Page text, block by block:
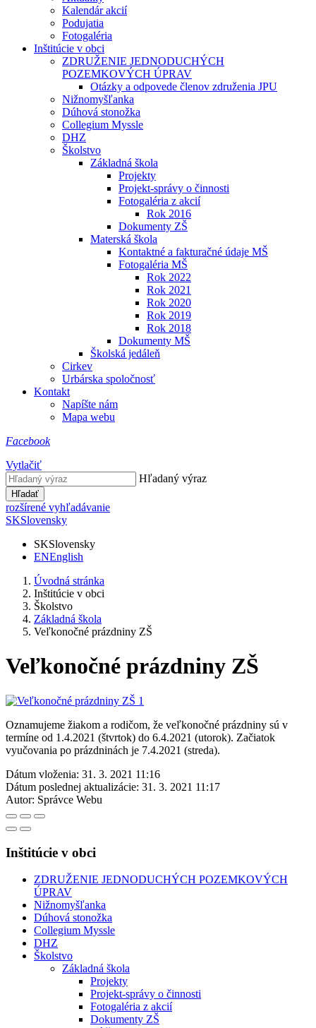
Kalendár akcií
Podujatia
Fotogaléria
Inštitúcie v obci
ZDRUŽENIE JEDNODUCHÝCH
POZEMKOVÝCH ÚPRAV
Otázky a odpovede členov združenia JPU
Nižnomyšľanka
Dúhová stonožka
Collegium Myssle
DHZ
Školstvo
Základná škola
Projekty
Projekt-správy o činnosti
Fotogaléria z akcií
Rok 2016
Dokumenty ZŠ
Materská škola
Kontaktné a fakturačné údaje MŠ
Fotogaléria MŠ
Rok 2022
Rok 2021
Rok 2020
Rok 2019
Rok 2018
Dokumenty MŠ
Školská jedáleň
Cirkev
Urbárska spoločnosť
Kontakt
Napíšte nám
Mapa webu
Facebook
Vytlačiť
Hľadaný výraz
Hľadať
rozšírené vyhľadávanie
SKSlovensky
SKSlovensky
ENEnglish
Úvodná stránka
Inštitúcie v obci
Školstvo
Základná škola
Veľkonočné prázdniny ZŠ
Veľkonočné prázdniny ZŠ
Oznamujeme žiakom a rodičom, že veľkonočné prázdniny sú v
termíne od 1.4.2021 (štvrtok) do 6.4.2021 (utorok). Začiatok
vyučovania po prázdninách je 7.4.2021 (streda).
Dátum vloženia: 31. 3. 2021 11:16
Dátum poslednej aktualizácie: 31. 3. 2021 11:17
Autor: Správce Webu
Inštitúcie v obci
ZDRUŽENIE JEDNODUCHÝCH POZEMKOVÝCH
ÚPRAV
Nižnomyšľanka
Dúhová stonožka
Collegium Myssle
DHZ
Školstvo
Základná škola
Projekty
Projekt-správy o činnosti
Fotogaléria z akcií
Dokumenty ZŠ